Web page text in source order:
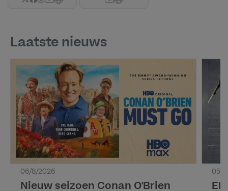
Laatste nieuws
06/8/2026
Nieuw seizoen Conan O'Brien
05/